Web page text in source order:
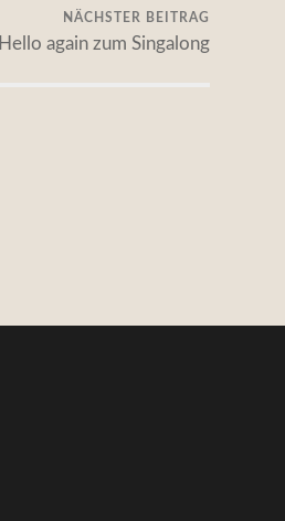
NÄCHSTER BEITRAG
Hello again zum Singalong